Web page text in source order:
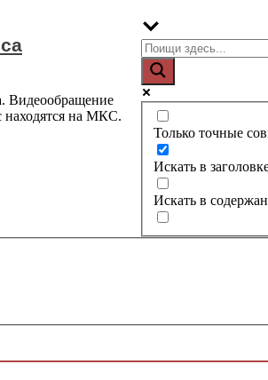
Видеообращение
находятся на МКС.
Только точные
Искать в
Искать в